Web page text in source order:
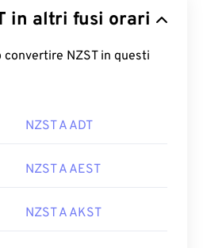
in altri fusi orari
convertire NZST in questi
NZST A ADT
NZST A AEST
NZST A AKST